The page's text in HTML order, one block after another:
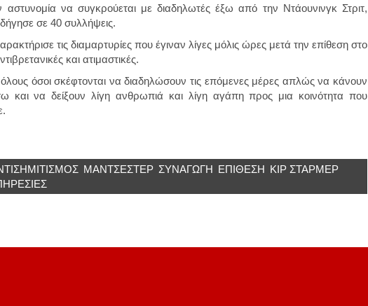
αστυνομία να συγκρούεται με διαδηλωτές έξω από την Ντάουνινγκ Στριτ,
σε 40 συλλήψεις.
τις διαμαρτυρίες που έγιναν λίγες μόλις ώρες μετά την επίθεση στο
και ατιμαστικές.
όσοι σκέφτονται να διαδηλώσουν τις επόμενες μέρες απλώς να κάνουν
και να δείξουν λίγη ανθρωπιά και λίγη αγάπη προς μια κοινότητα που
ΜΆΝΤΣΕΣΤΕΡ ΣΥΝΑΓΩΓΗ ΕΠΊΘΕΣΗ ΚΙΡ ΣΤΆΡΜΕΡ